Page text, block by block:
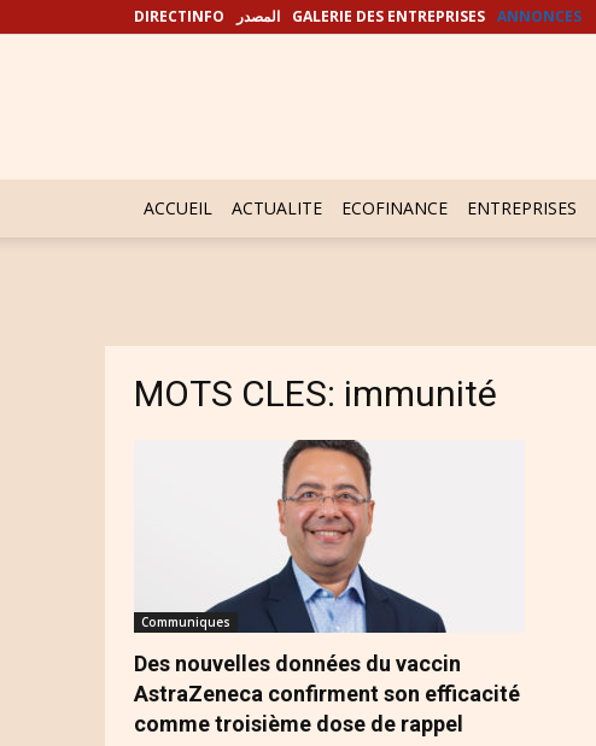
DIRECTINFO المصدر GALERIE DES ENTREPRISES ANNONCES
ACCUEIL ACTUALITE ECOFINANCE ENTREPRISES
MOTS CLES: immunité
Communiques
Des nouvelles données du vaccin
AstraZeneca confirment son efficacité
comme troisième dose de rappel